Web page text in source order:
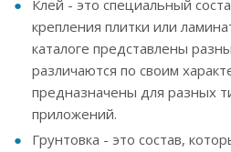
Клей - это специальный
крепления плитки или
каталоге представлены
различаются по своим
предназначены для разных
приложений.
Грунтовка - это состав,